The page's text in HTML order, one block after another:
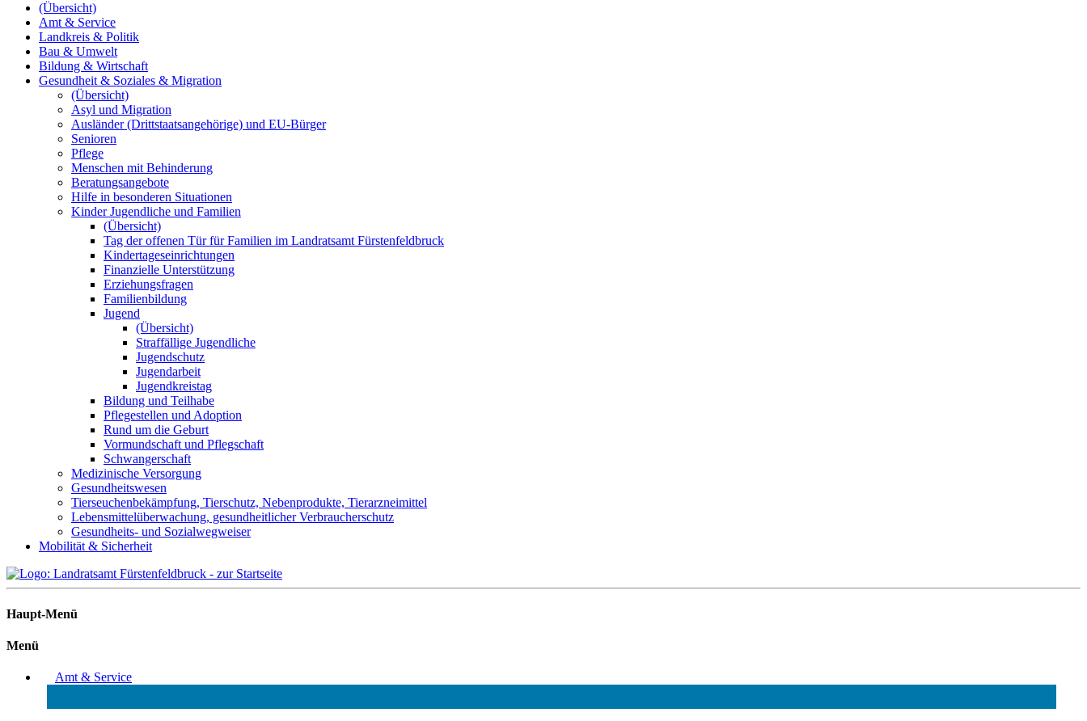
(Übersicht)
Amt & Service
Landkreis & Politik
Bau & Umwelt
Bildung & Wirtschaft
Gesundheit & Soziales & Migration
(Übersicht)
Asyl und Migration
Ausländer (Drittstaatsangehörige) und EU-Bürger
Senioren
Pflege
Menschen mit Behinderung
Beratungsangebote
Hilfe in besonderen Situationen
Kinder Jugendliche und Familien
(Übersicht)
Tag der offenen Tür für Familien im Landratsamt Fürstenfeldbruck
Kindertageseinrichtungen
Finanzielle Unterstützung
Erziehungsfragen
Familienbildung
Jugend
(Übersicht)
Straffällige Jugendliche
Jugendschutz
Jugendarbeit
Jugendkreistag
Bildung und Teilhabe
Pflegestellen und Adoption
Rund um die Geburt
Vormundschaft und Pflegschaft
Schwangerschaft
Medizinische Versorgung
Gesundheitswesen
Tierseuchenbekämpfung, Tierschutz, Nebenprodukte, Tierarzneimittel
Lebensmittelüberwachung, gesundheitlicher Verbraucherschutz
Gesundheits- und Sozialwegweiser
Mobilität & Sicherheit
Haupt-Menü
Menü
Amt & Service